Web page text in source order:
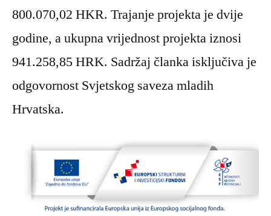
800.070,02 HKR. Trajanje projekta je dvije
godine, a ukupna vrijednost projekta iznosi
941.258,85 HRK. Sadržaj članka isključiva je
odgovornost Svjetskog saveza mladih
Hrvatska.